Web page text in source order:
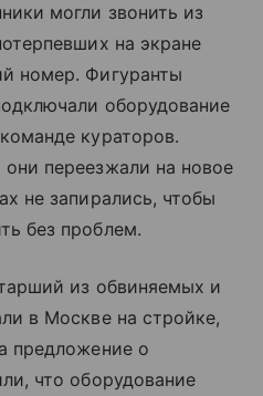
могли звонить из
на экране
номер. Фигуранты
оборудование
кураторов.
переезжали на новое
не запирались, чтобы
без проблем.
из обвиняемых и
в Москве на стройке,
предложение о
что оборудование